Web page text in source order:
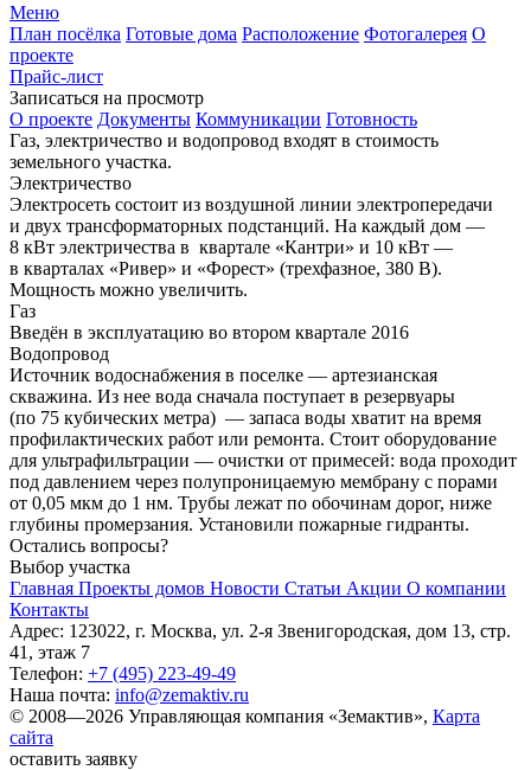
Меню
План посёлка Готовые дома Расположение Фотогалерея О
проекте
Прайс-лист
Записаться на просмотр
О проекте Документы Коммуникации Готовность
Газ, электричество и водопровод входят в стоимость
земельного участка.
Электричество
Электросеть состоит из воздушной линии электропередачи
и двух трансформаторных подстанций. На каждый дом —
8 кВт электричества в квартале «Кантри» и 10 кВт —
в кварталах «Ривер» и «Форест» (трехфазное, 380 В).
Мощность можно увеличить.
Газ
Введён в эксплуатацию во втором квартале 2016
Водопровод
Источник водоснабжения в поселке — артезианская
скважина. Из нее вода сначала поступает в резервуары
(по 75 кубических метра) — запаса воды хватит на время
профилактических работ или ремонта. Стоит оборудование
для ультрафильтрации — очистки от примесей: вода проходит
под давлением через полупроницаемую мембрану с порами
от 0,05 мкм до 1 нм. Трубы лежат по обочинам дорог, ниже
глубины промерзания. Установили пожарные гидранты.
Остались вопросы?
Выбор участка
Главная Проекты домов Новости Статьи Акции О компании
Контакты
Адрес: 123022, г. Москва, ул. 2-я Звенигородская, дом 13, стр.
41, этаж 7
Телефон: +7 (495) 223-49-49
Наша почта: info@zemaktiv.ru
© 2008—2026 Управляющая компания «Земактив», Карта
сайта
оставить заявку